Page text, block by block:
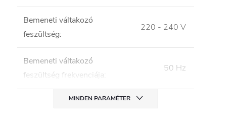
Bemeneti váltakozó
feszültség:
220 - 240 V
Bemeneti váltakozó
feszültség frekvenciája:
50 Hz
MINDEN PARAMÉTER